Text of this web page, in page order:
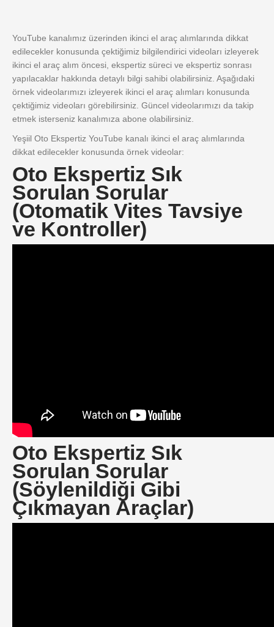
YouTube kanalımız üzerinden ikinci el araç alımlarında dikkat
edilecekler konusunda çektiğimiz bilgilendirici videoları izleyerek
ikinci el araç alım öncesi, ekspertiz süreci ve ekspertiz sonrası
yapılacaklar hakkında detaylı bilgi sahibi olabilirsiniz. Aşağıdaki
örnek videolarımızı izleyerek ikinci el araç alımları konusunda
çektiğimiz videoları görebilirsiniz. Güncel videolarımızı da takip
etmek isterseniz kanalımıza abone olabilirsiniz.
Yeşiil Oto Ekspertiz YouTube kanalı ikinci el araç alımlarında
dikkat edilecekler konusunda örnek videolar:
Oto Ekspertiz Sık
Sorulan Sorular
(Otomatik Vites Tavsiye
ve Kontroller)
Oto Ekspertiz Sık
Sorulan Sorular
(Söylenildiği Gibi
Çıkmayan Araçlar)